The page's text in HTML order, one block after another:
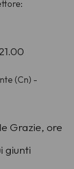
(Cn) -
Grazie, ore
giunti